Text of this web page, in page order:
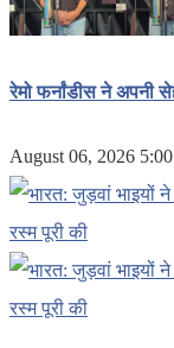
रेमो फर्नांडीस ने अपनी
August 06, 2026